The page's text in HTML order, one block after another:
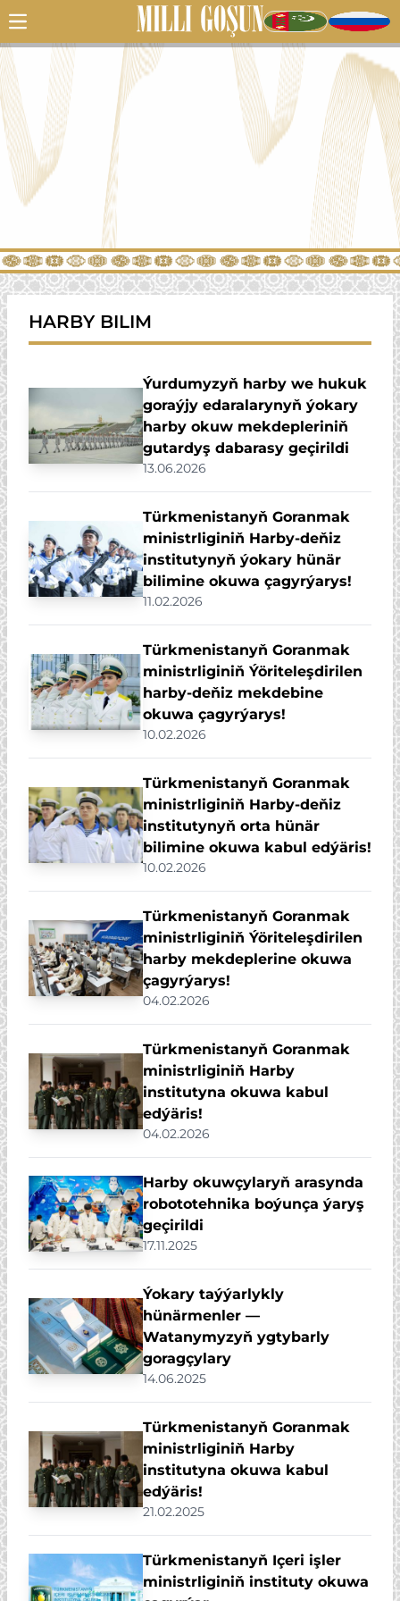
HARBY BILIM
Ýurdumyzyň harby we hukuk
goraýjy edaralarynyň ýokary
harby okuw mekdepleriniň
gutardyş dabarasy geçirildi
13.06.2026
Türkmenistanyň Goranmak
ministrliginiň Harby-deňiz
institutynyň ýokary hünär
bilimine okuwa çagyrýarys!
11.02.2026
Türkmenistanyň Goranmak
ministrliginiň Ýöriteleşdirilen
harby-deňiz mekdebine
okuwa çagyrýarys!
10.02.2026
Türkmenistanyň Goranmak
ministrliginiň Harby-deňiz
institutynyň orta hünär
bilimine okuwa kabul edýäris!
10.02.2026
Türkmenistanyň Goranmak
ministrliginiň Ýöriteleşdirilen
harby mekdeplerine okuwa
çagyrýarys!
04.02.2026
Türkmenistanyň Goranmak
ministrliginiň Harby
institutyna okuwa kabul
edýäris!
04.02.2026
Harby okuwçylaryň arasynda
robototehnika boýunça ýaryş
geçirildi
17.11.2025
Ýokary taýýarlykly
hünärmenler —
Watanymyzyň ygtybarly
goragçylary
14.06.2025
Türkmenistanyň Goranmak
ministrliginiň Harby
institutyna okuwa kabul
edýäris!
21.02.2025
Türkmenistanyň Içeri işler
ministrliginiň instituty okuwa